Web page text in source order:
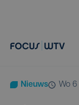
Nieuws wo